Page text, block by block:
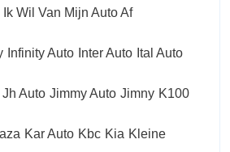
Ik Wil Van Mijn Auto Af
Infinity Auto Inter Auto Ital Auto
Jh Auto Jimmy Auto Jimny K100
Kar Auto Kbc Kia Kleine